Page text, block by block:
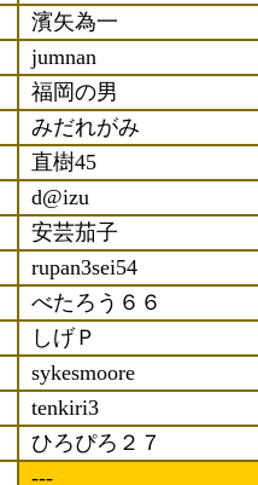
濱矢為一
jumnan
福岡の男
みだれがみ
直樹45
d@izu
安芸茄子
rupan3sei54
べたろう６６
しげＰ
sykesmoore
tenkiri3
ひろぴろ２７
---